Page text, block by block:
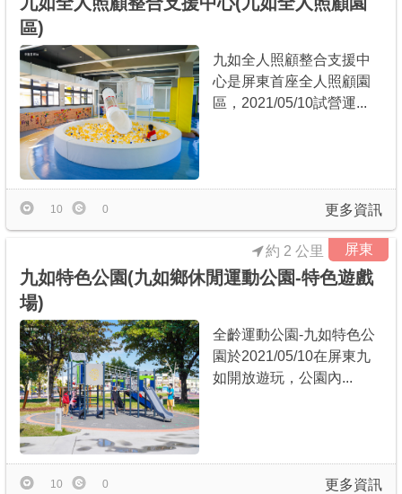
區)
九如全人照顧整合支援中
心是屏東首座全人照顧園
區，2021/05/10試營運...
更多資訊
10 0
屏東
約 2 公里
九如特色公園(九如鄉休閒運動公園-特色遊戲
場)
全齡運動公園-九如特色公
園於2021/05/10在屏東九
如開放遊玩，公園內...
更多資訊
10 0